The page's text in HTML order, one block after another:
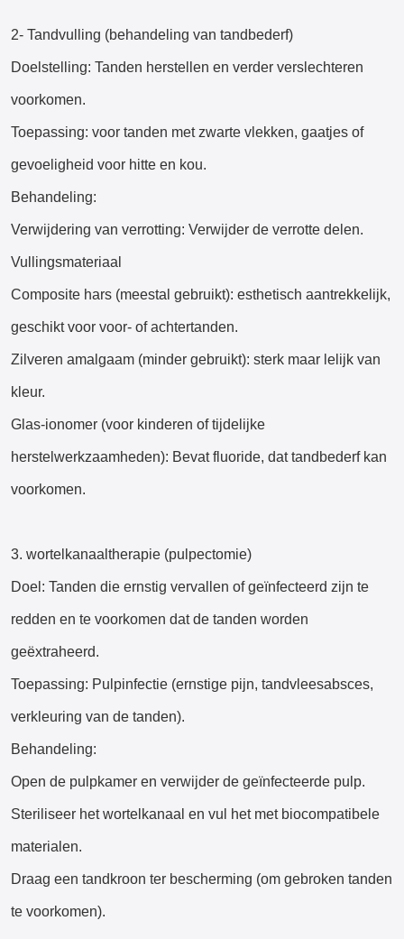
2- Tandvulling (behandeling van tandbederf)
Doelstelling: Tanden herstellen en verder verslechteren
voorkomen.
Toepassing: voor tanden met zwarte vlekken, gaatjes of
gevoeligheid voor hitte en kou.
Behandeling:
Verwijdering van verrotting: Verwijder de verrotte delen.
Vullingsmateriaal
Composite hars (meestal gebruikt): esthetisch aantrekkelijk,
geschikt voor voor- of achtertanden.
Zilveren amalgaam (minder gebruikt): sterk maar lelijk van
kleur.
Glas-ionomer (voor kinderen of tijdelijke
herstelwerkzaamheden): Bevat fluoride, dat tandbederf kan
voorkomen.
3. wortelkanaaltherapie (pulpectomie)
Doel: Tanden die ernstig vervallen of geïnfecteerd zijn te
redden en te voorkomen dat de tanden worden
geëxtraheerd.
Toepassing: Pulpinfectie (ernstige pijn, tandvleesabsces,
verkleuring van de tanden).
Behandeling:
Open de pulpkamer en verwijder de geïnfecteerde pulp.
Steriliseer het wortelkanaal en vul het met biocompatibele
materialen.
Draag een tandkroon ter bescherming (om gebroken tanden
te voorkomen).